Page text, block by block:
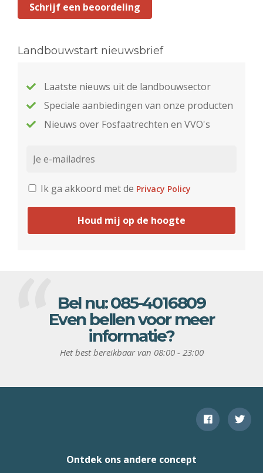
Schrijf een beoordeling
Landbouwstart nieuwsbrief
Laatste nieuws uit de landbouwsector
Speciale aanbiedingen van onze producten
Nieuws over Fosfaatrechten en VVO's
Ik ga akkoord met de Privacy Policy
Houd mij op de hoogte
Bel nu:085-4016809
Even bellen voor meer
informatie?
Het best bereikbaar van 08:00 - 23:00
Ontdek ons andere concept